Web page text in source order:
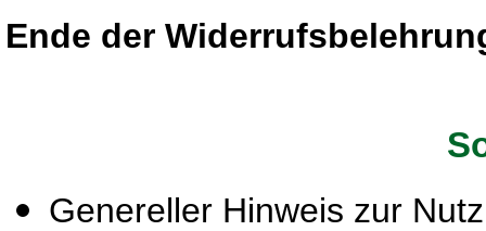
Ende der
Genereller Hinweis zur